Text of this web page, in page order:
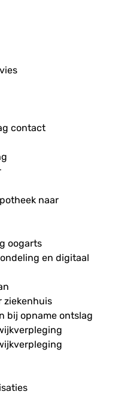
contact
naar
oogarts
en digitaal
ziekenhuis
bij opname ontslag